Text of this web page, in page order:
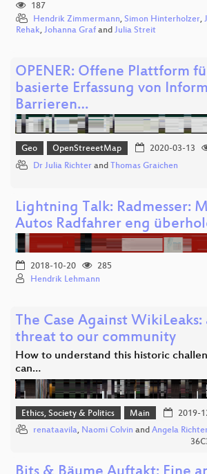
187
Hendrik Zimmermann, Simon Hinterholzer,
Rehak, Johanna Graf and Julia Streit
OPENER: Offene Plattform
basierte Erfassung von
Barrieren…
Geo OpenStreeetMap 2020-03-13
Dr Julia Richter and Thomas Graichen
Lightning Talk: Radmesser:
Autos Radfahrer eng
2018-10-20
285
Hendrik Lehmann
The Case Against
threat to our community
How to understand this historic
can…
Ethics, Society & Politics Main 2019-
renataavila, Naomi Colvin and Angela